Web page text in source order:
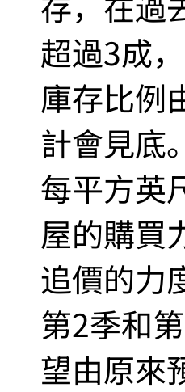
超過3成
庫存比例
計會見底
每平方英
屋的購買
追價的力
第2季和
望由原來